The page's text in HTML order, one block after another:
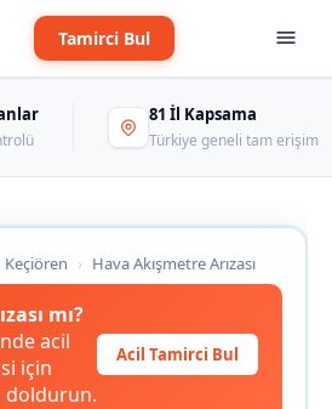
Tamirci Bul
81 İl Kapsama
Türkiye geneli tam erişim
Keçiören › Hava Akışmetre Arızası
mı?
acil
için
doldurun.
Acil Tamirci Bul